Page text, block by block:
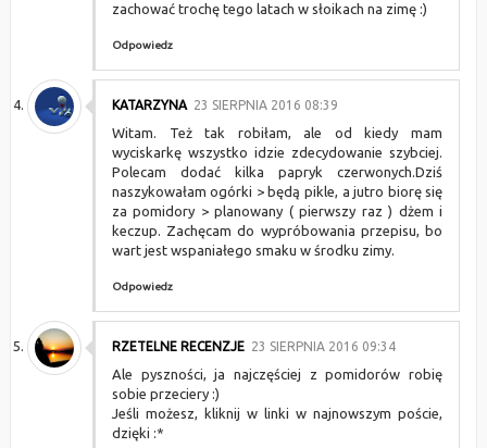
zachować trochę tego latach w słoikach na zimę :)
Odpowiedz
KATARZYNA 23 SIERPNIA 2016 08:39
Witam. Też tak robiłam, ale od kiedy mam
wyciskarkę wszystko idzie zdecydowanie szybciej.
Polecam dodać kilka papryk czerwonych.Dziś
naszykowałam ogórki > będą pikle, a jutro biorę się
za pomidory > planowany ( pierwszy raz ) dżem i
keczup. Zachęcam do wypróbowania przepisu, bo
wart jest wspaniałego smaku w środku zimy.
Odpowiedz
RZETELNE RECENZJE 23 SIERPNIA 2016 09:34
Ale pyszności, ja najczęściej z pomidorów robię
sobie przeciery :)
Jeśli możesz, kliknij w linki w najnowszym poście,
dzięki :*